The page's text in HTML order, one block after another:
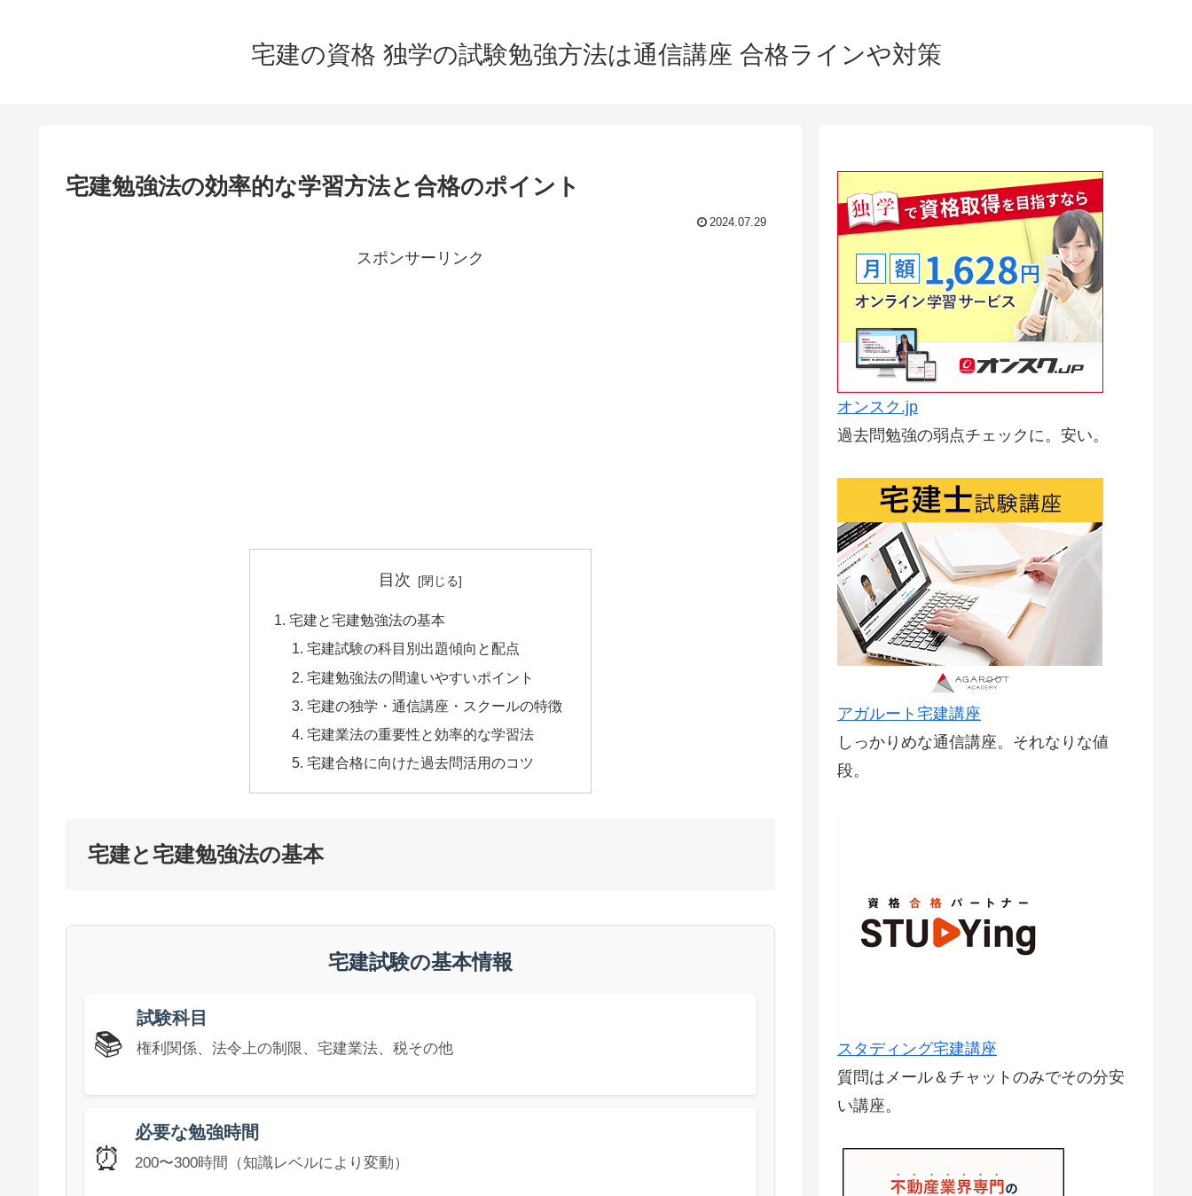
宅建の資格 独学の試験勉強方法は通信講座 合格ラインや対策
宅建勉強法の効率的な学習方法と合格のポイント
2024.07.29
スポンサーリンク
目次
宅建と宅建勉強法の基本
宅建試験の科目別出題傾向と配点
宅建勉強法の間違いやすいポイント
宅建の独学・通信講座・スクールの特徴
宅建業法の重要性と効率的な学習法
宅建合格に向けた過去問活用のコツ
宅建と宅建勉強法の基本
宅建試験の基本情報
📚
試験科目
権利関係、法令上の制限、宅建業法、税その他
⏰
必要な勉強時間
200〜300時間（知識レベルにより変動）
オンスク.jp
過去問勉強の弱点チェックに。安い。
アガルート宅建講座
しっかりめな通信講座。それなりな値
段。
スタディング宅建講座
質問はメール＆チャットのみでその分安
い講座。